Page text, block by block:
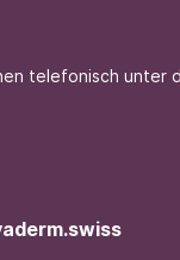
telefonisch unter